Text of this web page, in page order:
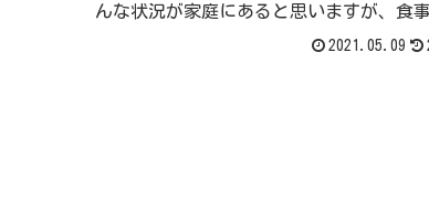
んな状況が家庭にあると思いますが、食
ないですからね。困る食事の一例●毎日
2021.05.09